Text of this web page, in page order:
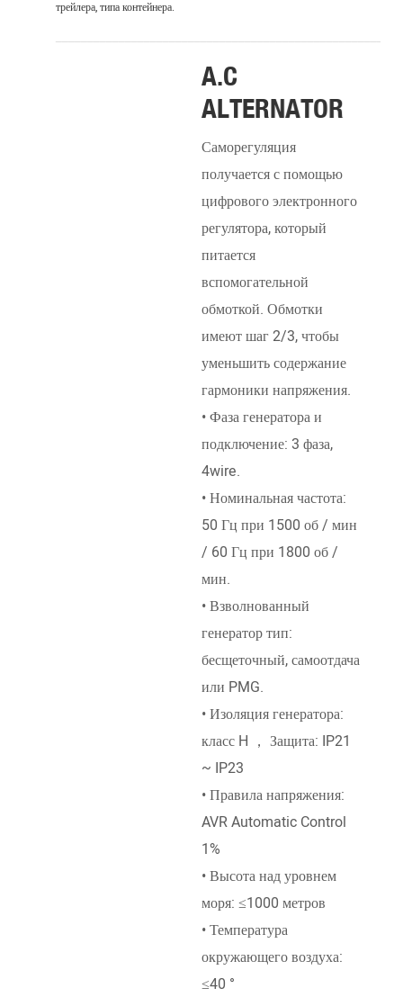
трейлера, типа контейнера.
A.C
ALTERNATOR
Саморегуляция
получается с помощью
цифрового электронного
регулятора, который
питается
вспомогательной
обмоткой. Обмотки
имеют шаг 2/3, чтобы
уменьшить содержание
гармоники напряжения.
• Фаза генератора и
подключение: 3 фаза,
4wire.
• Номинальная частота:
50 Гц при 1500 об / мин
/ 60 Гц при 1800 об /
мин.
• Взволнованный
генератор тип:
бесщеточный, самоотдача
или PMG.
• Изоляция генератора:
класс H ， Защита: IP21
~ IP23
• Правила напряжения:
AVR Automatic Control
1%
• Высота над уровнем
моря: ≤1000 метров
• Температура
окружающего воздуха:
≤40 °